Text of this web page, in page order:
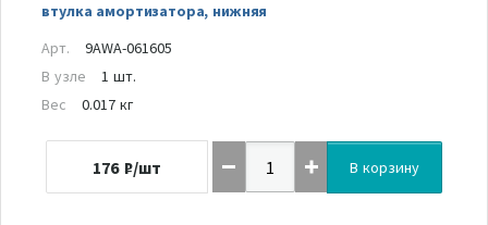
втулка амортизатора, нижняя
Арт.
9AWA-061605
В узле
1 шт.
Вес
0.017 кг
176 ₽/шт В корзину